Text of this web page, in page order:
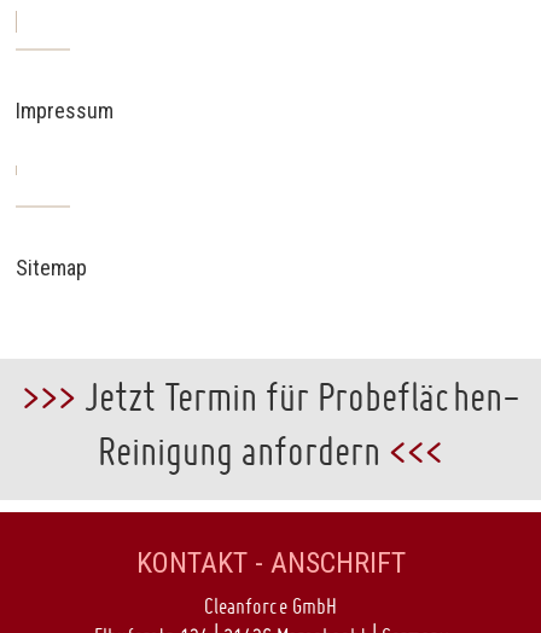
Impressum
Sitemap
>>> Jetzt Termin für Probeflächen-
Reinigung anfordern <<<
KONTAKT - ANSCHRIFT
Cleanforce GmbH